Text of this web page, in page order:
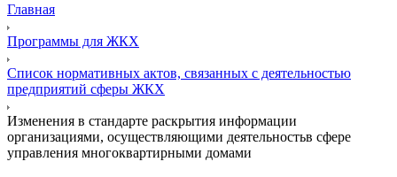
Главная
Программы для ЖКХ
Список нормативных актов, связанных с деятельностью
предприятий сферы ЖКХ
Изменения в стандарте раскрытия информации
организациями, осуществляющими деятельностьв сфере
управления многоквартирными домами